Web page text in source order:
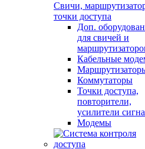
Свичи,
точки доступа
Доп.
для свичей и
Кабельные
Коммутаторы
Точки доступа,
повторители,
усилители
Модемы